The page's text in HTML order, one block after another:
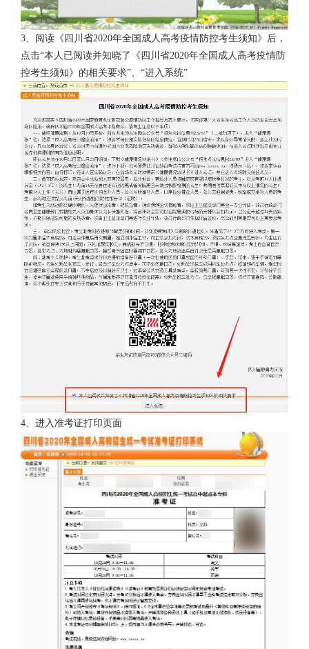
3、阅读《四川省2020年全国成人高考疫情防控考生须知》后，
点击“本人已阅读并知晓了《四川省2020年全国成人高考疫情防
控考生须知》的相关要求”、“进入系统”
4、进入准考证打印页面